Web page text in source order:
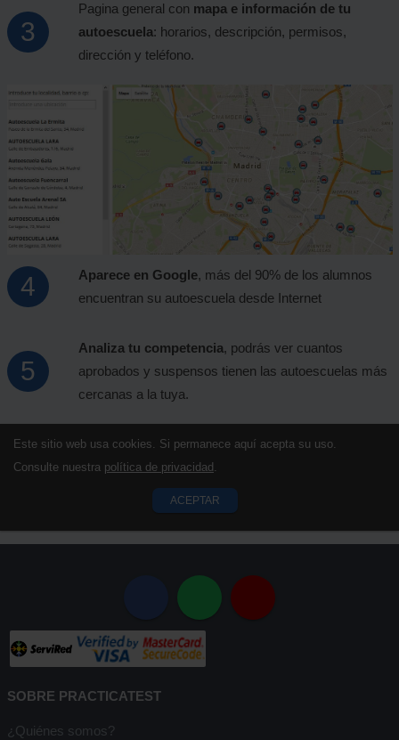
Pagina general con mapa e información de tu
autoescuela: horarios, descripción, permisos,
dirección y teléfono.
Aparece en Google, más del 90% de los alumnos
encuentran su autoescuela desde Internet
Analiza tu competencia, podrás ver cuantos
aprobados y suspensos tienen las autoescuelas más
cercanas a la tuya.
Este sitio web usa cookies. Si permanece aquí acepta su uso.
Consulte nuestra política de privacidad
ACEPTAR
SOBRE PRACTICATEST
¿Quiénes somos?